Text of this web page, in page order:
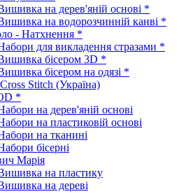
на дерев'яній основі *
на водорозчинній канві *
- Натхнення *
для викладення стразами *
бісером 3D *
бісером на одязі *
Stitch (Україна)
*
на дерев'яній основі
на пластиковій основі
на тканині
бісерні
Марія
на пластику
на дереві